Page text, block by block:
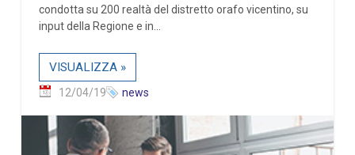
condotta su 200 realtà del distretto orafo vicentino, su
input della Regione e in...
VISUALIZZA »
12/04/19 news